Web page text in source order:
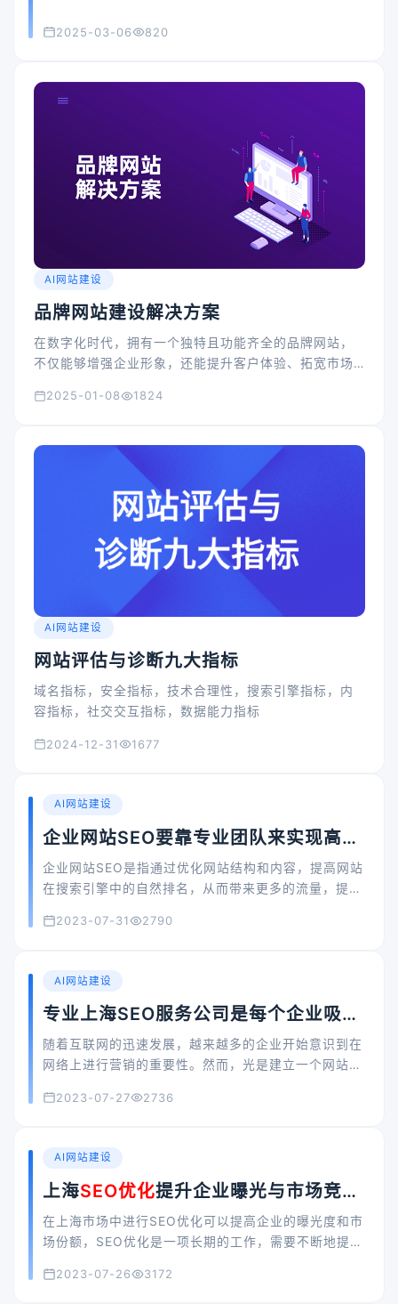
2025-03-06 820
AI网站建设
品牌网站建设解决方案
在数字化时代，拥有一个独特且功能齐全的品牌网站，
不仅能够增强企业形象，还能提升客户体验、拓宽市场
2025-01-08
1824
AI网站建设
网站评估与诊断九大指标
域名指标，安全指标，技术合理性，搜索引擎指标，内
容指标，社交交互指标，数据能力指标
2024-12-31 1677
AI网站建设
企业网站SEO要靠专业团队来实现高效
优化
企业网站SEO是指通过优化网站结构和内容，提高网站
在搜索引擎中的自然排名，从而带来更多的流量，提升
网站SEO优化的目的，在于让企业网站在搜索引擎的关
2023-07-31 2790
AI网站建设
专业上海SEO服务公司是每个企业吸引
潜在客户的关键
随着互联网的迅速发展，越来越多的企业开始意识到在
网络上进行营销的重要性。然而，光是建立一个网站是
就需要搜索引擎优化（SEO）服务，对于上海企业来
2023-07-27 2736
AI网站建设
上海SEO优化提升企业曝光与市场竞争
力
在上海市场中进行SEO优化可以提高企业的曝光度和市
场份额，SEO优化是一项长期的工作，需要不断地提高
2023-07-26
3172